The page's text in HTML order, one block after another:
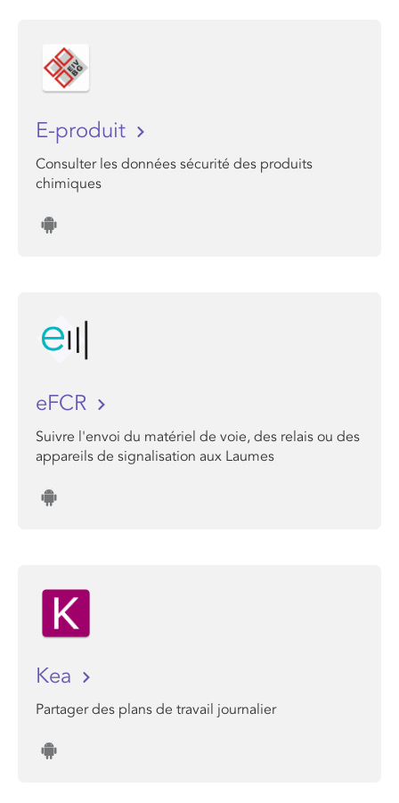
E-produit
Consulter les données sécurité des produits
chimiques
eFCR
Suivre l'envoi du matériel de voie, des relais ou des
appareils de signalisation aux Laumes
Kea
Partager des plans de travail journalier